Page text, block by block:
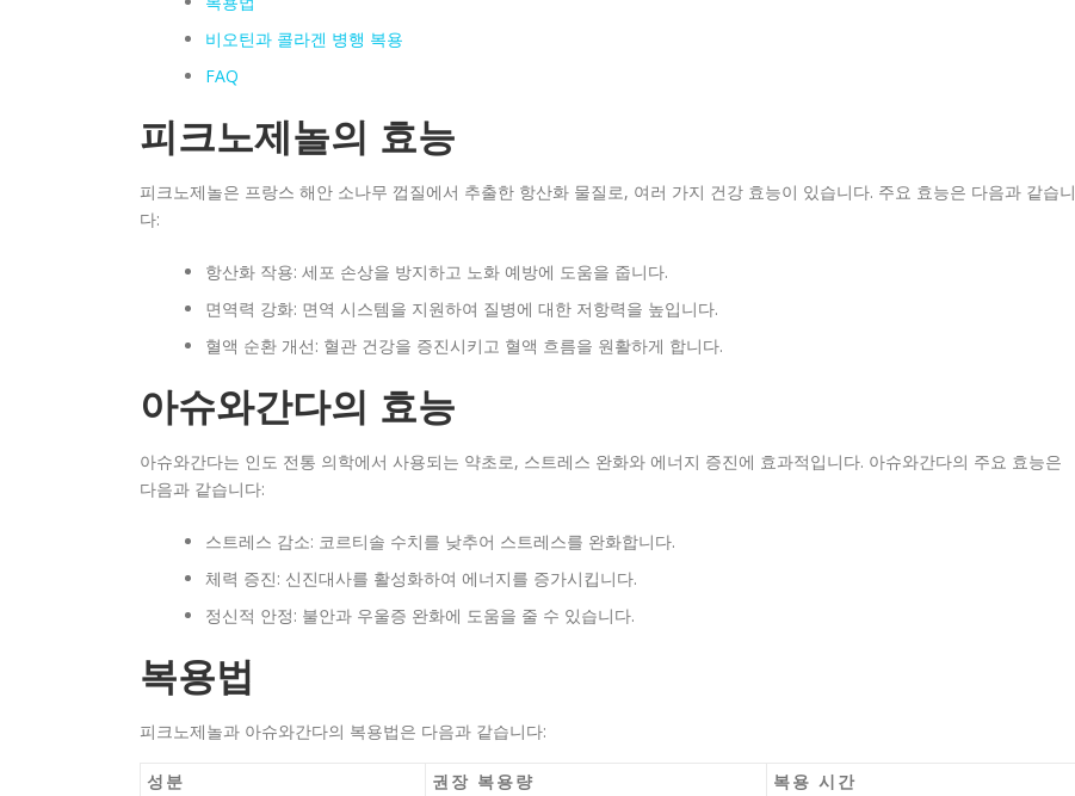
비오틴과 콜라겐 병행 복용
FAQ
피크노제놀의 효능
피크노제놀은 프랑스 해안 소나무 껍질에서 추출한 항산화 물질로, 여러 가지 건강 효능이 있습니다. 주요 효능은 다음과 같습니
다:
항산화 작용: 세포 손상을 방지하고 노화 예방에 도움을 줍니다.
면역력 강화: 면역 시스템을 지원하여 질병에 대한 저항력을 높입니다.
혈액 순환 개선: 혈관 건강을 증진시키고 혈액 흐름을 원활하게 합니다.
아슈와간다의 효능
아슈와간다는 인도 전통 의학에서 사용되는 약초로, 스트레스 완화와 에너지 증진에 효과적입니다. 아슈와간다의 주요 효능은
다음과 같습니다:
스트레스 감소: 코르티솔 수치를 낮추어 스트레스를 완화합니다.
체력 증진: 신진대사를 활성화하여 에너지를 증가시킵니다.
정신적 안정: 불안과 우울증 완화에 도움을 줄 수 있습니다.
복용법
피크노제놀과 아슈와간다의 복용법은 다음과 같습니다:
성분 권장 복용량
복용 시간